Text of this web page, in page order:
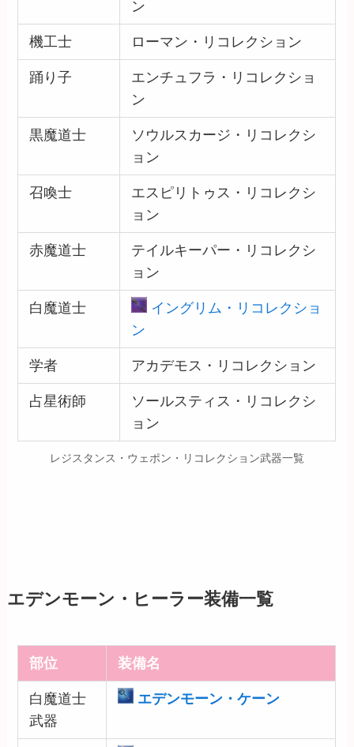
ン
機工士 ローマン・リコレクション
踊り子
エンチュフラ・リコレクショ
ン
黒魔道士
ソウルスカージ・リコレクシ
ョン
召喚士
エスピリトゥス・リコレクシ
ョン
赤魔道士
テイルキーパー・リコレクシ
ョン
白魔道士
イングリム・リコレクショ
ン
学者 アカデモス・リコレクション
占星術師
ソールスティス・リコレクシ
ョン
レジスタンス・ウェポン・リコレクション武器一覧
エデンモーン・ヒーラー装備一覧
部位 装備名
白魔道士
武器
エデンモーン・ケーン